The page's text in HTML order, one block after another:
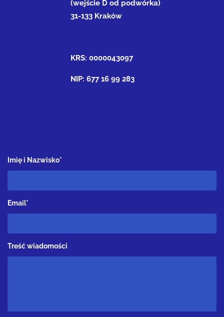
(wejście D od podwórka)
31-133 Kraków
KRS: 0000043097
NIP: 677 16 99 283
Imię i Nazwisko*
Email*
Treść wiadomości